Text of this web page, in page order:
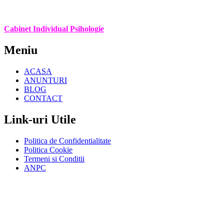
Cabinet Individual Psihologie
Meniu
ACASA
ANUNTURI
BLOG
CONTACT
Link-uri Utile
Politica de Confidentialitate
Politica Cookie
Termeni si Conditii
ANPC